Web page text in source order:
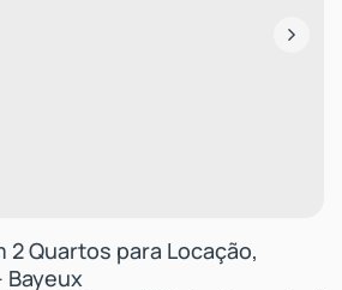
Quartos para Locação,
Bayeux